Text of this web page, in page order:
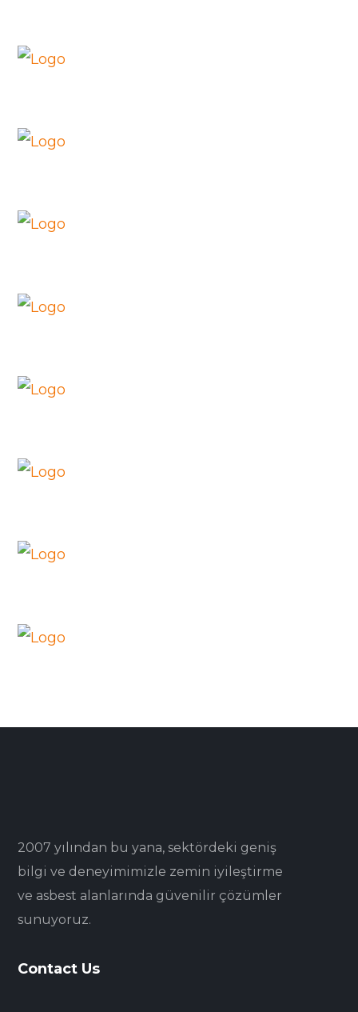
2007 yılından bu yana, sektördeki geniş
bilgi ve deneyimimizle zemin iyileştirme
ve asbest alanlarında güvenilir çözümler
sunuyoruz.
Contact Us